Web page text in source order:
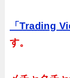
「Trading
す。